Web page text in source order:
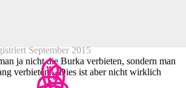
September 2015
ja nicht die Burka verbieten, sondern man
verbieten... Dies ist aber nicht wirklich